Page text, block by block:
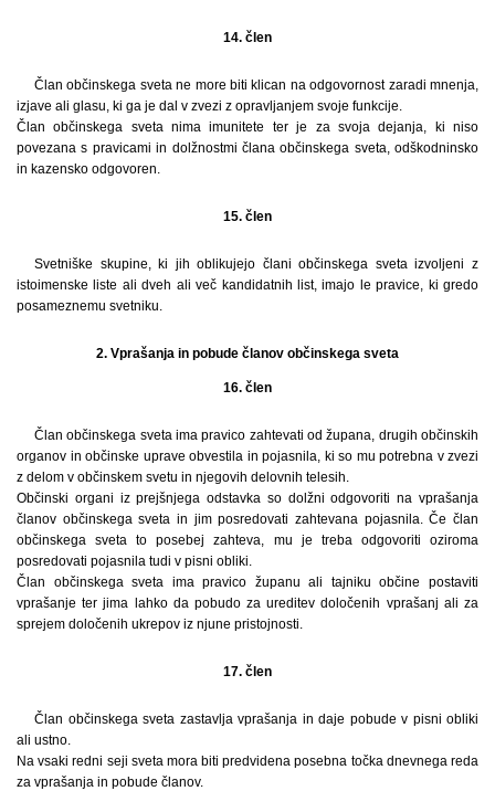
14. člen
Član občinskega sveta ne more biti klican na odgovornost zaradi mnenja,
izjave ali glasu, ki ga je dal v zvezi z opravljanjem svoje funkcije.
Član občinskega sveta nima imunitete ter je za svoja dejanja, ki niso
povezana s pravicami in dolžnostmi člana občinskega sveta, odškodninsko
in kazensko odgovoren.
15. člen
Svetniške skupine, ki jih oblikujejo člani občinskega sveta izvoljeni z
istoimenske liste ali dveh ali več kandidatnih list, imajo le pravice, ki gredo
posameznemu svetniku.
2. Vprašanja in pobude članov občinskega sveta
16. člen
Član občinskega sveta ima pravico zahtevati od župana, drugih občinskih
organov in občinske uprave obvestila in pojasnila, ki so mu potrebna v zvezi
z delom v občinskem svetu in njegovih delovnih telesih.
Občinski organi iz prejšnjega odstavka so dolžni odgovoriti na vprašanja
članov občinskega sveta in jim posredovati zahtevana pojasnila. Če član
občinskega sveta to posebej zahteva, mu je treba odgovoriti oziroma
posredovati pojasnila tudi v pisni obliki.
Član občinskega sveta ima pravico županu ali tajniku občine postaviti
vprašanje ter jima lahko da pobudo za ureditev določenih vprašanj ali za
sprejem določenih ukrepov iz njune pristojnosti.
17. člen
Član občinskega sveta zastavlja vprašanja in daje pobude v pisni obliki
ali ustno.
Na vsaki redni seji sveta mora biti predvidena posebna točka dnevnega reda
za vprašanja in pobude članov.